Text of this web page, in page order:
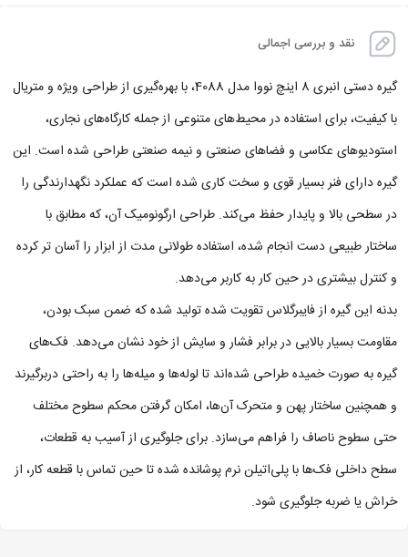
نقد و بررسی اجمالی
گیره دستی انبری 8 اینچ نووا مدل 4088، با بهره‌گیری از طراحی ویژه و متریال
با کیفیت، برای استفاده در محیط‌های متنوعی از جمله کارگاه‌های نجاری،
استودیوهای عکاسی و فضاهای صنعتی و نیمه‌ صنعتی طراحی شده است. این
گیره دارای فنر بسیار قوی و سخت‌ کاری‌ شده است که عملکرد نگهدارندگی را
در سطحی بالا و پایدار حفظ می‌کند. طراحی ارگونومیک آن، که مطابق با
ساختار طبیعی دست انجام شده، استفاده طولانی‌ مدت از ابزار را آسان‌ تر کرده
و کنترل بیشتری در حین کار به کاربر می‌دهد.
بدنه این گیره از فایبرگلاس تقویت ‌شده تولید شده که ضمن سبک بودن،
مقاومت بسیار بالایی در برابر فشار و سایش از خود نشان می‌دهد. فک‌های
گیره به صورت خمیده طراحی شده‌اند تا لوله‌ها و میله‌ها را به راحتی دربرگیرند
و همچنین ساختار پهن و متحرک آن‌ها، امکان گرفتن محکم سطوح مختلف
حتی سطوح ناصاف را فراهم می‌سازد. برای جلوگیری از آسیب به قطعات،
سطح داخلی فک‌ها با پلی‌اتیلن نرم پوشانده شده تا حین تماس با قطعه ‌کار، از
خراش یا ضربه جلوگیری شود.